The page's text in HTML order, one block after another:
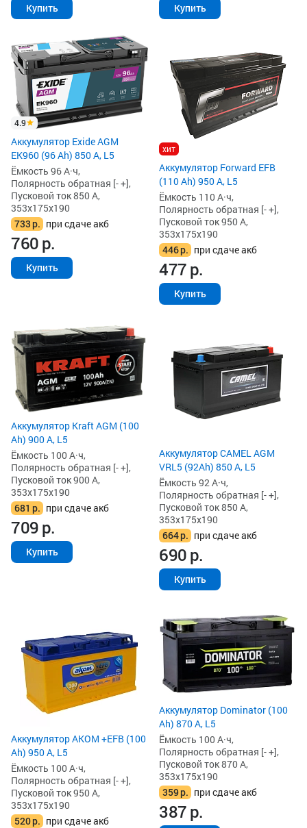
Купить Купить
4.9
Аккумулятор Exide AGM
EK960 (96 Ah) 850 А, L5
Ёмкость 96 А·ч,
Полярность обратная [- +],
Пусковой ток 850 А,
353x175x190
733р. при сдаче акб
760р.
Купить
хит
Аккумулятор Forward EFB
(110 Ah) 950 А, L5
Ёмкость 110 А·ч,
Полярность обратная [- +],
Пусковой ток 950 А,
353x175x190
446р. при сдаче акб
477р.
Купить
Аккумулятор Kraft AGM (100
Ah) 900 А, L5
Ёмкость 100 А·ч,
Полярность обратная [- +],
Пусковой ток 900 А,
353x175x190
681 р. при сдаче акб
709р.
Купить
Аккумулятор CAMEL AGM
VRL5 (92Ah) 850 А, L5
Ёмкость 92 А·ч,
Полярность обратная [- +],
Пусковой ток 850 А,
353x175x190
664р. при сдаче акб
690р.
Купить
Аккумулятор AKOM +EFB (100
Ah) 950 А, L5
Ёмкость 100 А·ч,
Полярность обратная [- +],
Пусковой ток 950 А,
353x175x190
520р. при сдаче акб
Аккумулятор Dominator (100
Ah) 870 А, L5
Ёмкость 100 А·ч,
Полярность обратная [- +],
Пусковой ток 870 А,
353x175x190
359р. при сдаче акб
387р.